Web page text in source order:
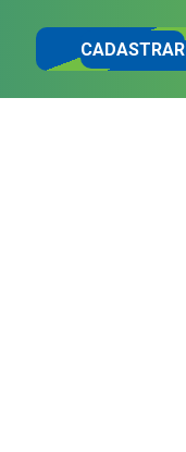
CADASTRAR